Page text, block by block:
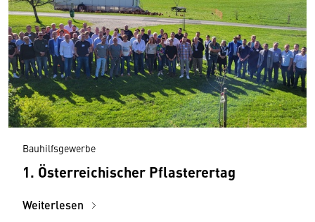
Bauhilfsgewerbe
1. Österreichischer Pflasterertag
Weiterlesen